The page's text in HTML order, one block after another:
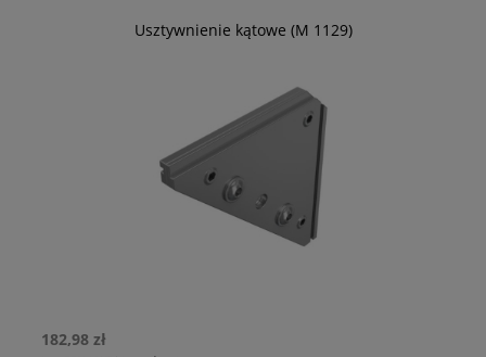
Usztywnienie kątowe (M 1129)
182,98 zł